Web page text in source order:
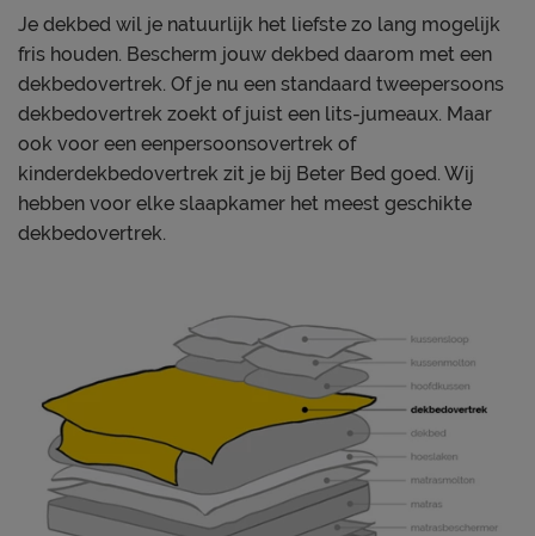
Materiaal katoen
Wasinstructies wasbaar tot 40°C
Goed om te weten
Garantie
1 jaar volgens CBW
voorwaarden
Je dekbed wil je natuurlijk het liefste zo lang mogelijk
fris houden. Bescherm jouw dekbed daarom met een
dekbedovertrek. Of je nu een standaard tweepersoons
dekbedovertrek zoekt of juist een lits-jumeaux. Maar
ook voor een eenpersoonsovertrek of
kinderdekbedovertrek zit je bij Beter Bed goed. Wij
hebben voor elke slaapkamer het meest geschikte
dekbedovertrek.